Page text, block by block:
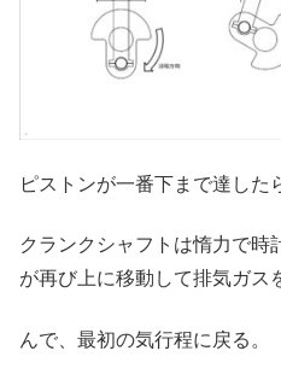
ピストンが一番下まで達した
クランクシャフトは惰力で時
が再び上に移動して排気ガス
んで、最初の気行程に戻る。